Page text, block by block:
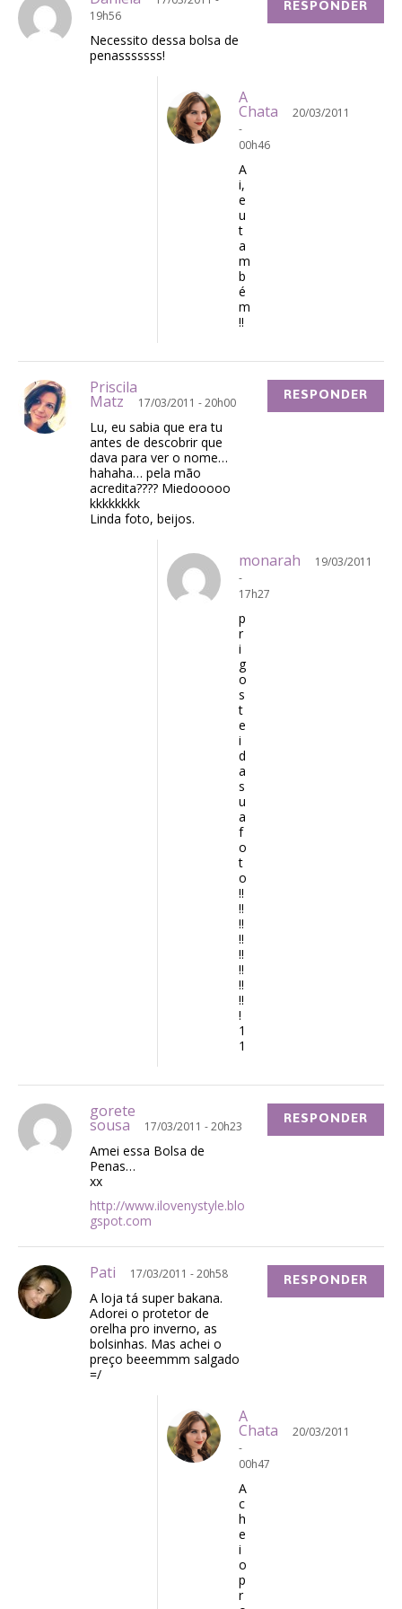
19h56
Necessito dessa bolsa de
penasssssss!
RESPONDER
A
Chata
20/03/2011
-
00h46
A
i,
e
u
t
a
m
b
é
m
!!
Priscila
Matz 17/03/2011 - 20h00
Lu, eu sabia que era tu
antes de descobrir que
dava para ver o nome…
hahaha… pela mão
acredita???? Miedooooo
kkkkkkkk
Linda foto, beijos.
RESPONDER
monarah
19/03/2011
-
17h27
p
r
i
g
o
s
t
e
i
d
a
s
u
a
f
o
t
o
!!
!!
!!
!!
!!
!!
!!
!!
!
1
1
gorete
sousa 17/03/2011 - 20h23
Amei essa Bolsa de
Penas…
xx
http://www.ilovenystyle.blo
gspot.com
RESPONDER
Pati 17/03/2011 - 20h58
A loja tá super bakana.
Adorei o protetor de
orelha pro inverno, as
bolsinhas. Mas achei o
preço beeemmm salgado
=/
RESPONDER
A
Chata
20/03/2011
-
00h47
A
c
h
e
i
o
p
r